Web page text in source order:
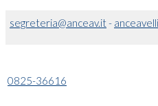
segreteria@anceav.it-
0825-36616